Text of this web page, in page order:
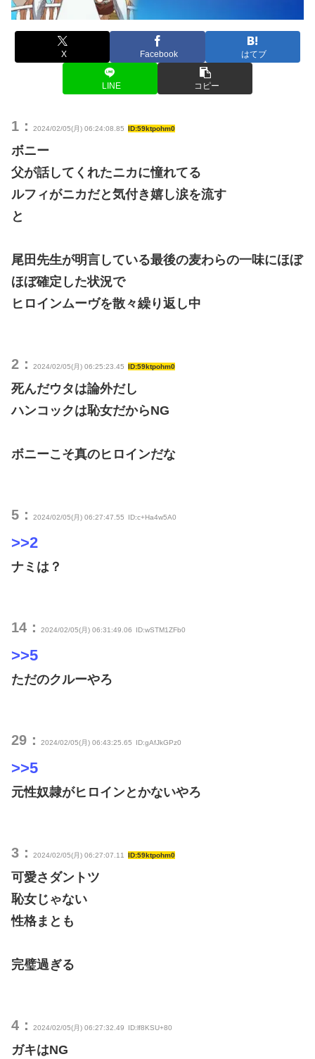
X Facebook はてブ
LINE コピー
1： 2024/02/05(月) 06:24:08.85 ID:59ktpohm0
ボニー
父が話してくれたニカに憧れてる
ルフィがニカだと気付き嬉し涙を流す
と
尾田先生が明言している最後の麦わらの一味にほぼ
ほぼ確定した状況で
ヒロインムーヴを散々繰り返し中
2： 2024/02/05(月) 06:25:23.45 ID:59ktpohm0
死んだウタは論外だし
ハンコックは恥女だからNG
ボニーこそ真のヒロインだな
5： 2024/02/05(月) 06:27:47.55 ID:c+Ha4w5A0
>>2
ナミは？
14： 2024/02/05(月) 06:31:49.06 ID:wSTM1ZFb0
>>5
ただのクルーやろ
29： 2024/02/05(月) 06:43:25.65 ID:gAfJkGPz0
>>5
元性奴隷がヒロインとかないやろ
3： 2024/02/05(月) 06:27:07.11 ID:59ktpohm0
可愛さダントツ
恥女じゃない
性格まとも
完璧過ぎる
4： 2024/02/05(月) 06:27:32.49 ID:lf8KSU+80
ガキはNG